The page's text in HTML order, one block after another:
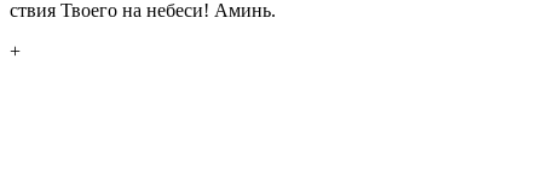
ствия Тво­е­го на небе­си! Аминь.
+